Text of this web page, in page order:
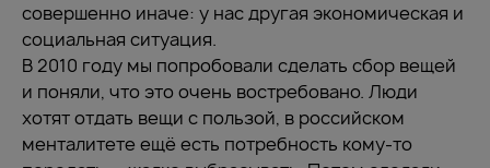
совершенно иначе: у нас другая экономическая и
социальная ситуация.
В 2010 году мы попробовали сделать сбор вещей
и поняли, что это очень востребовано. Люди
хотят отдать вещи с пользой, в российском
менталитете ещё есть потребность кому-то